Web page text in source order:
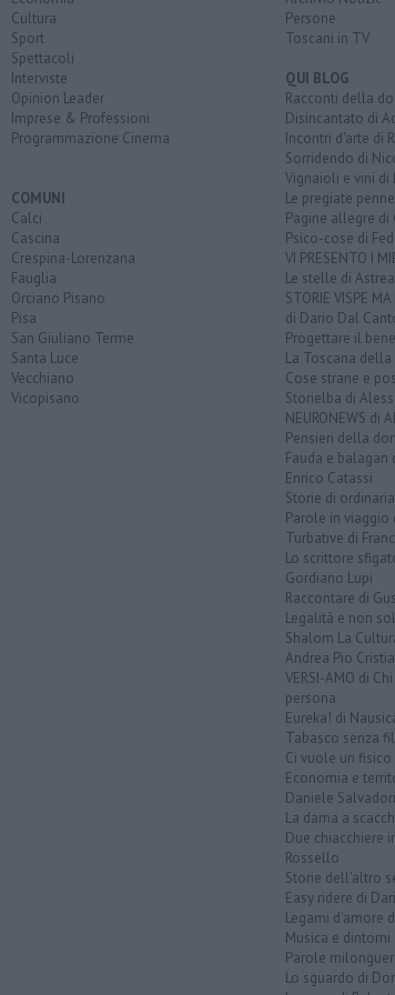
Cultura
Sport
Spettacoli
Interviste
Opinion Leader
Imprese & Professioni
Programmazione Cinema
COMUNI
Calci
Cascina
Crespina-Lorenzana
Fauglia
Orciano Pisano
Pisa
San Giuliano Terme
Santa Luce
Vecchiano
Vicopisano
Persone
Toscani in TV
QUI BLOG
Racconti della
Disincantato di
Incontri d'arte di
Sorridendo di
Vignaioli e vini di
Le pregiate
Pagine allegre di
Psico-cose di
VI PRESENTO I
Le stelle di
STORIE VISPE
di Dario Dal
Progettare il
La Toscana
Cose strane e
Storielba di
NEURONEWS di
Pensieri della
Fauda e
Enrico Catassi
Storie di
Parole in viaggio
Turbative di
Lo scrittore
Gordiano Lupi
Raccontare di
Legalità e non
Shalom La
Andrea Pio
VERSI-AMO di
persona
Eureka! di
Tabasco senza
Ci vuole un
Economia e
Daniele Salvadori
La dama a
Due chiacchiere
Rossello
Storie dell'altro
Easy ridere di
Legami d'amore
Musica e
Parole
Lo sguardo di